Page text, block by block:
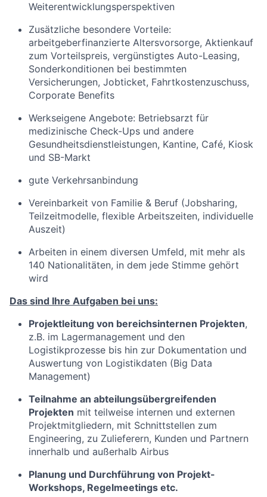
Weiterentwicklungsperspektiven
Zusätzliche besondere Vorteile:
arbeitgeberfinanzierte Altersvorsorge, Aktienkauf
zum Vorteilspreis, vergünstigtes Auto-Leasing,
Sonderkonditionen bei bestimmten
Versicherungen, Jobticket, Fahrtkostenzuschuss,
Corporate Benefits
Werkseigene Angebote: Betriebsarzt für
medizinische Check-Ups und andere
Gesundheitsdienstleistungen, Kantine, Café, Kiosk
und SB-Markt
gute Verkehrsanbindung
Vereinbarkeit von Familie & Beruf (Jobsharing,
Teilzeitmodelle, flexible Arbeitszeiten, individuelle
Auszeit)
Arbeiten in einem diversen Umfeld, mit mehr als
140 Nationalitäten, in dem jede Stimme gehört
wird
Das sind Ihre Aufgaben bei uns:
Projektleitung von bereichsinternen Projekten,
z.B. im Lagermanagement und den
Logistikprozesse bis hin zur Dokumentation und
Auswertung von Logistikdaten (Big Data
Management)
Teilnahme an abteilungsübergreifenden
Projekten mit teilweise internen und externen
Projektmitgliedern, mit Schnittstellen zum
Engineering, zu Zulieferern, Kunden und Partnern
innerhalb und außerhalb Airbus
Planung und Durchführung von Projekt-
Workshops, Regelmeetings etc.